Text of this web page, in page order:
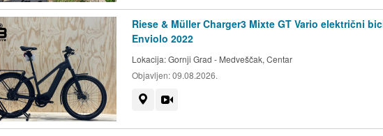
Riese & Müller Charger3 Mixte GT Vario električni
Enviolo 2022
Lokacija:Gornji Grad - Medveščak, Centar
Objavljen:09.08.2026.